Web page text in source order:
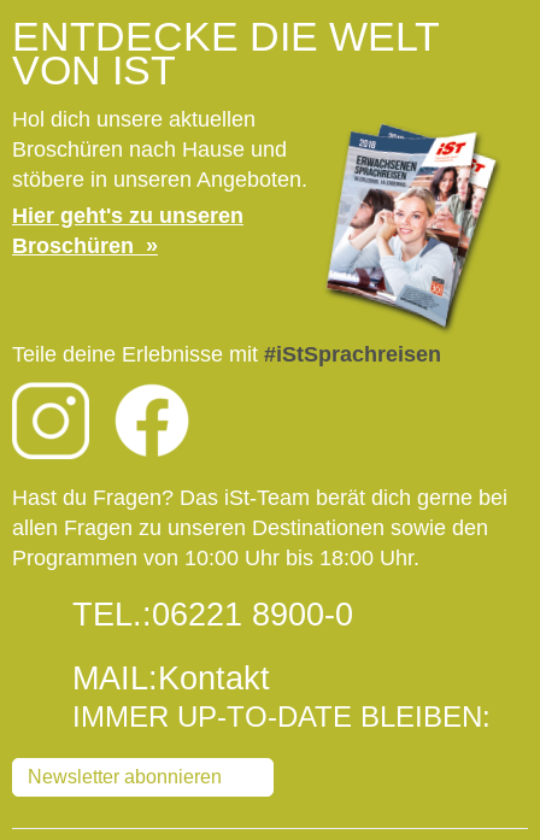
ENTDECKE DIE WELT
VON IST
Hol dich unsere aktuellen
Broschüren nach Hause und
stöbere in unseren Angeboten.
Hier geht's zu unseren
Broschüren
Teile deine Erlebnisse mit #iStSprachreisen
Hast du Fragen? Das iSt-Team berät dich gerne bei
allen Fragen zu unseren Destinationen sowie den
Programmen von 10:00 Uhr bis 18:00 Uhr.
TEL.:06221 8900-0
MAIL:Kontakt
IMMER UP-TO-DATE BLEIBEN:
Newsletter abonnieren